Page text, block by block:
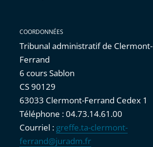
COORDONNÉES
Tribunal administratif de Clermont-
Ferrand
6 cours Sablon
CS 90129
63033 Clermont-Ferrand Cedex 1
Téléphone : 04.73.14.61.00
Courriel : greffe.ta-clermont-
ferrand@juradm.fr